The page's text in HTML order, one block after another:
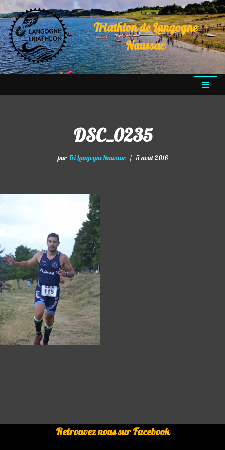
Aller
au
contenu
Triathlon de Langogne
Naussac
DSC_0235
par TriLangogneNaussac 5 août 2016
Retrouvez nous sur Facebook